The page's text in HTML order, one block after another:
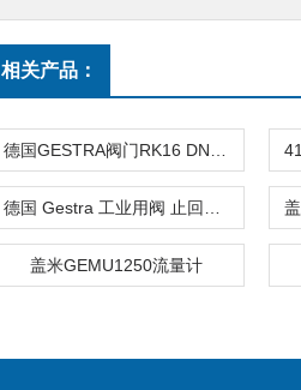
相关产品：
盖米GEMU1250流量计